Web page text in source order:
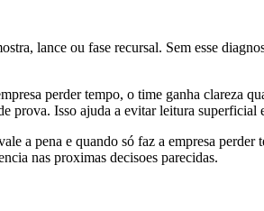
lance ou fase recursal. Sem esse
perder tempo, o time ganha clareza
Isso ajuda a evitar leitura superficial
a pena e quando só faz a empresa
nas proximas decisoes parecidas.